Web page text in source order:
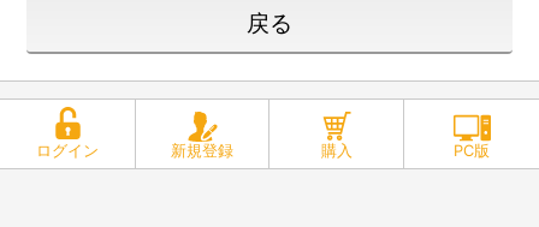
戻る
ログイン 新規登録 購入 PC版